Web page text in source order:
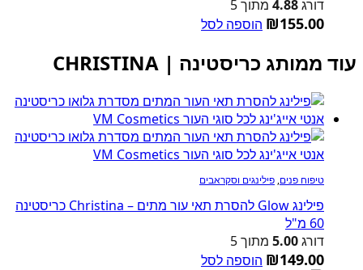
דורג4.88 מתוך 5
₪155.00 הוספה לסל
עוד ממותג כריסטינה | CHRISTINA
טיפוח פנים, פילינגים וסקראבים
פילינג Glow להסרת תאי עור מתים – Christina כריסטינה
60 מ"ל
דורג5.00 מתוך 5
₪149.00 הוספה לסל